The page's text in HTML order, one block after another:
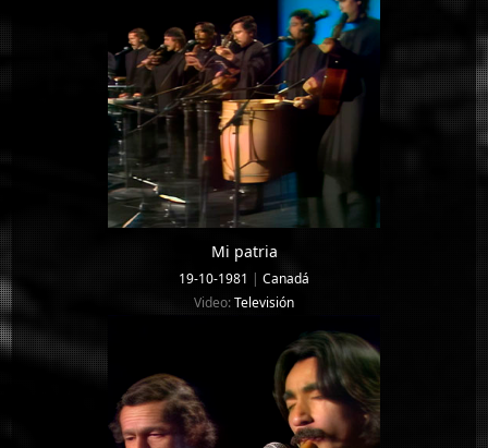
Mi patria
19-10-1981 | Canadá
Video:Televisión